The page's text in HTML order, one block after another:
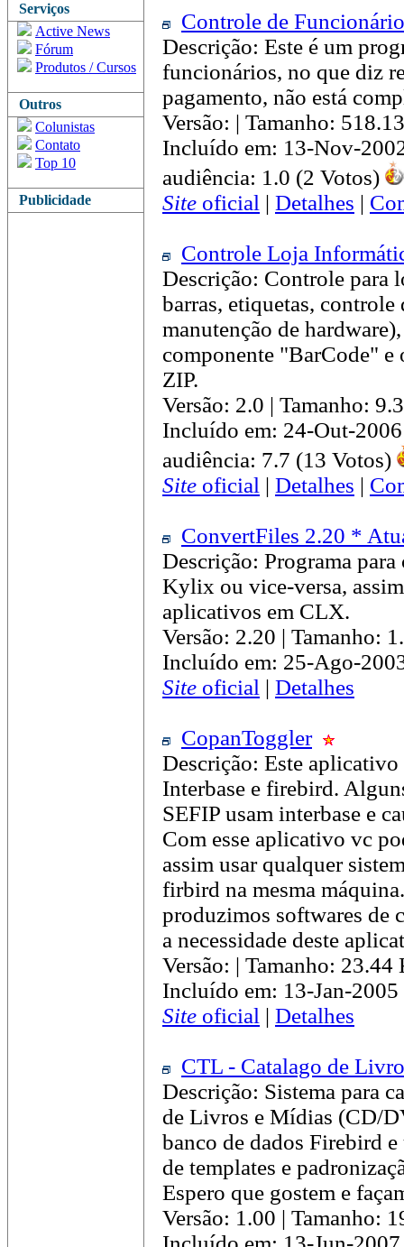
Serviços
Active News
Fórum
Produtos / Cursos
Outros
Colunistas
Contato
Top 10
Publicidade
Controle de
Descrição: Este é um
funcionários, no que diz
pagamento, não está
Versão: | Tamanho:
Incluído em: 13-Nov-
audiência: 1.0 (2 Votos)
Site oficial | Detalhes |
Controle Loja
Descrição: Controle para
barras, etiquetas, controle
manutenção de
componente "BarCode"
ZIP.
Versão: 2.0 | Tamanho:
Incluído em: 24-Out-
audiência: 7.7 (13 Votos)
Site oficial | Detalhes |
ConvertFiles 2.20 *
Descrição: Programa
Kylix ou vice-versa,
aplicativos em CLX.
Versão: 2.20 | Tamanho:
Incluído em: 25-Ago-
Site oficial | Detalhes
CopanToggler
Descrição: Este
Interbase e firebird.
SEFIP usam interbase e
Com esse aplicativo vc
assim usar qualquer
firbird na mesma
produzimos softwares de
a necessidade deste
Versão: | Tamanho: 23.44
Incluído em: 13-Jan-
Site oficial | Detalhes
CTL - Catalago de
Descrição: Sistema para
de Livros e Mídias (CD/
banco de dados Firebird
de templates e
Espero que gostem e
Versão: 1.00 | Tamanho: